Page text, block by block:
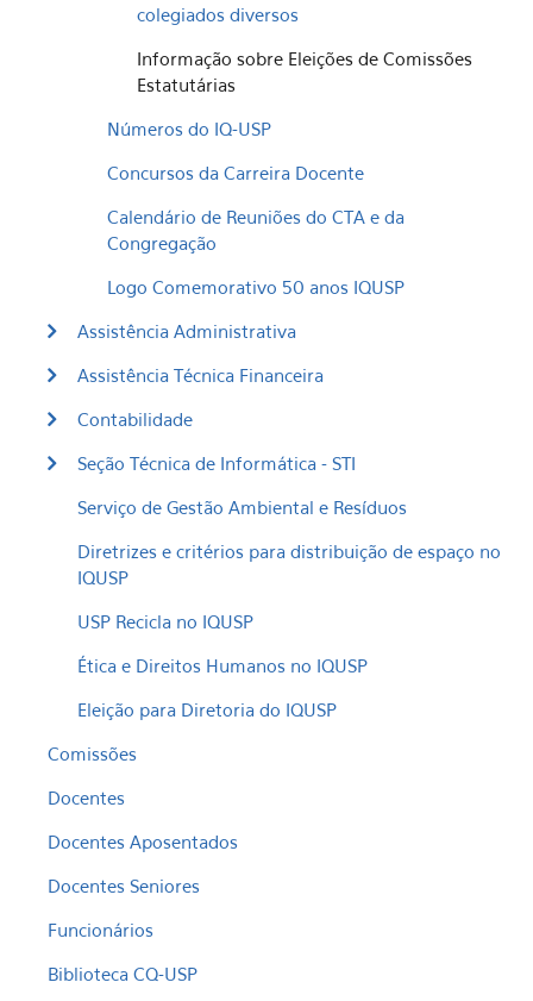
colegiados diversos
Informação sobre Eleições de Comissões
Estatutárias
Números do IQ-USP
Concursos da Carreira Docente
Calendário de Reuniões do CTA e da
Congregação
Logo Comemorativo 50 anos IQUSP
Assistência Administrativa
Assistência Técnica Financeira
Contabilidade
Seção Técnica de Informática - STI
Serviço de Gestão Ambiental e Resíduos
Diretrizes e critérios para distribuição de espaço no
IQUSP
USP Recicla no IQUSP
Ética e Direitos Humanos no IQUSP
Eleição para Diretoria do IQUSP
Comissões
Docentes
Docentes Aposentados
Docentes Seniores
Funcionários
Biblioteca CQ-USP